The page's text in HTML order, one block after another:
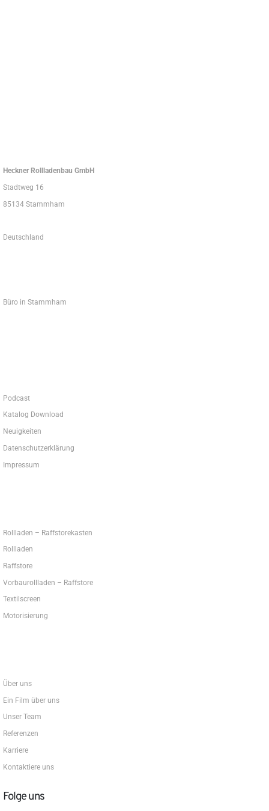
Heckner Rollladenbau GmbH
Stadtweg 16
85134 Stammham
Deutschland
Büro in Stammham
Podcast
Katalog Download
Neuigkeiten
Datenschutzerklärung
Impressum
Rollladen – Raffstorekasten
Rollladen
Raffstore
Vorbaurollladen – Raffstore
Textilscreen
Motorisierung
Über uns
Ein Film über uns
Unser Team
Referenzen
Karriere
Kontaktiere uns
Folge uns